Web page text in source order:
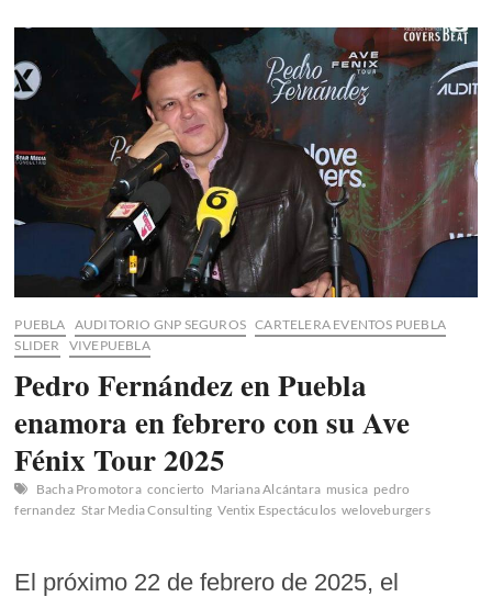
Apoyo
Económico
Carnaval
Tlaxcala
2025
PUEBLA AUDITORIO GNP SEGUROS CARTELERA EVENTOS PUEBLA
SLIDER
VIVEPUEBLA
Pedro Fernández en Puebla
enamora en febrero con su Ave
Fénix Tour 2025
Bacha Promotora concierto Mariana Alcántara musica pedro
fernandez Star Media Consulting Ventix Espectáculos weloveburgers
El próximo 22 de febrero de 2025, el